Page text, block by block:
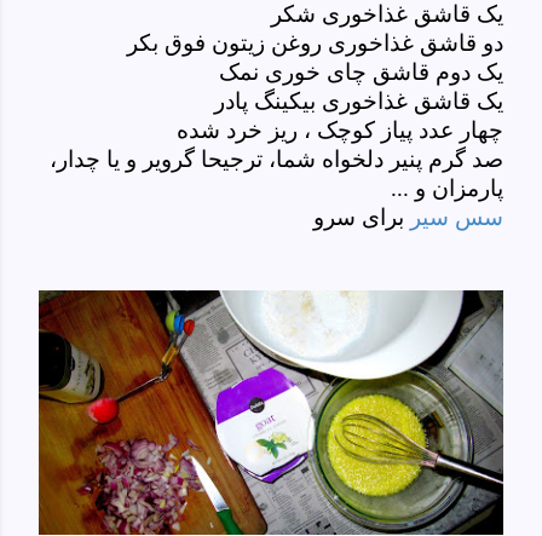
یک قاشق غذاخوری شکر
دو قاشق غذاخوری روغن زیتون فوق بکر
یک دوم قاشق چای خوری نمک
یک قاشق غذاخوری بیکینگ پادر
چهار عدد پیاز کوچک ، ریز خرد شده
صد گرم پنیر دلخواه شما، ترجیحا گرویر و یا چدار،
پارمزان و ...
سس سیر برای سرو